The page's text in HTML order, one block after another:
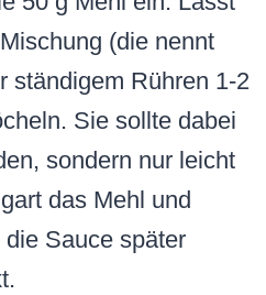
(die nennt
ständigem Rühren 1-2
Sie sollte dabei
sondern nur leicht
das Mehl und
Sauce später